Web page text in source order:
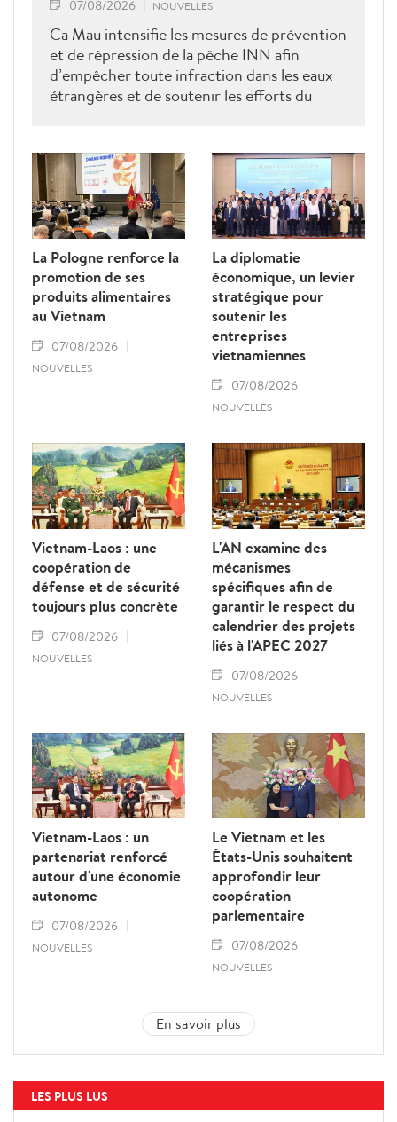
07/08/2026 NOUVELLES
Ca Mau intensifie les mesures de prévention
et de répression de la pêche INN afin
d’empêcher toute infraction dans les eaux
étrangères et de soutenir les efforts du
La Pologne renforce la
promotion de ses
produits alimentaires
au Vietnam
07/08/2026
NOUVELLES
La diplomatie
économique, un levier
stratégique pour
soutenir les
entreprises
vietnamiennes
07/08/2026
NOUVELLES
Vietnam-Laos : une
coopération de
défense et de sécurité
toujours plus concrète
07/08/2026
NOUVELLES
L'AN examine des
mécanismes
spécifiques afin de
garantir le respect du
calendrier des projets
liés à l'APEC 2027
07/08/2026
NOUVELLES
Vietnam-Laos : un
partenariat renforcé
autour d'une économie
autonome
07/08/2026
NOUVELLES
Le Vietnam et les
États-Unis souhaitent
approfondir leur
coopération
parlementaire
07/08/2026
NOUVELLES
En savoir plus
LES PLUS LUS